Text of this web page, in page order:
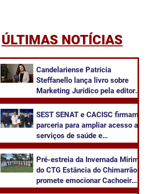
ÚLTIMAS NOTÍCIAS
Candelariense Patrícia
Steffanello lança livro sobre
Marketing Jurídico pela editora
SEST SENAT e CACISC firmam
parceria para ampliar acesso a
serviços de saúde e
Pré-estreia da Invernada Mirim
do CTG Estância do Chimarrão
promete emocionar Cachoeira